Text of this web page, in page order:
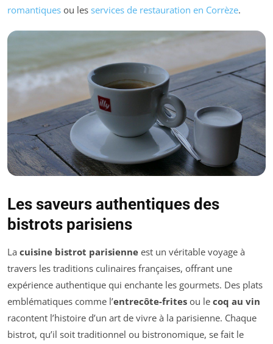
romantiques ou les services de restauration en Corrèze.
Les saveurs authentiques des
bistrots parisiens
La cuisine bistrot parisienne est un véritable voyage à
travers les traditions culinaires françaises, offrant une
expérience authentique qui enchante les gourmets. Des plats
emblématiques comme l’entrecôte-frites ou le coq au vin
racontent l’histoire d’un art de vivre à la parisienne. Chaque
bistrot, qu’il soit traditionnel ou bistronomique, se fait le